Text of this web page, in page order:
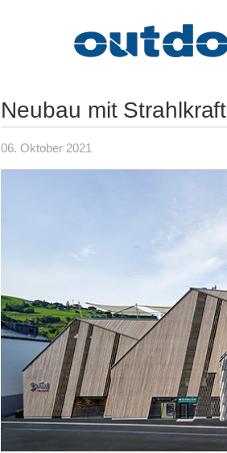
Neubau mit Strahlkraft
06. Oktober 2021